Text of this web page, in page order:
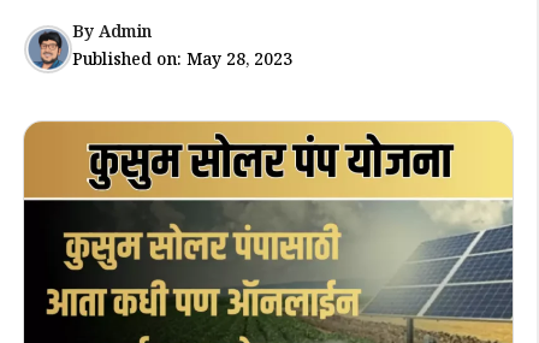
ByAdmin
Published on: May 28, 2023